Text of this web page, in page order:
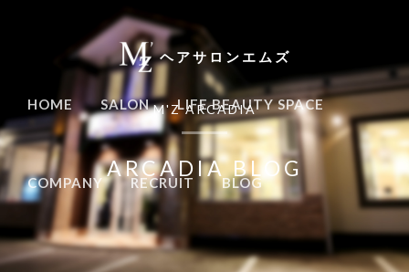
ヘアサロンエムズ
HOME SALON LIFE BEAUTY SPACE
COMPANY RECRUIT BLOG
M'Z ARCADIA
ARCADIA BLOG